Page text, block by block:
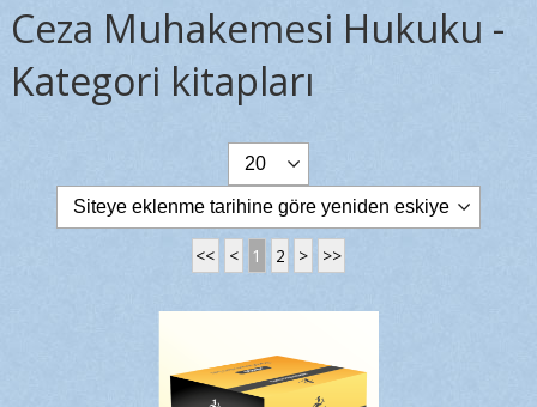
Ceza Muhakemesi Hukuku -
Kategori kitapları
<< < 1 2 > >>